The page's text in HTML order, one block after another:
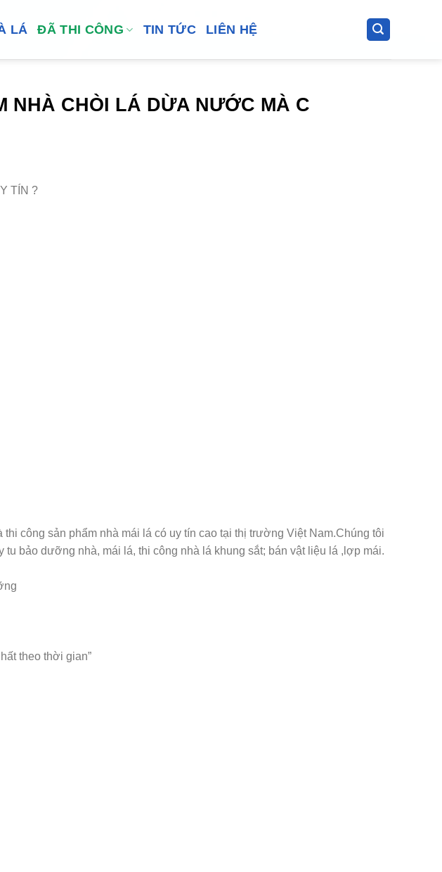
LÁ ĐÃ THI CÔNG TIN TỨC LIÊN HỆ
CHÒI LÁ DỪA NƯỚC MÀ C
TÍN ?
công sản phẩm nhà mái lá có uy tín cao tại thị trường Việt Nam.Chúng tôi
bảo dưỡng nhà, mái lá, thi công nhà lá khung sắt; bán vật liệu lá ,lợp mái.
theo thời gian”